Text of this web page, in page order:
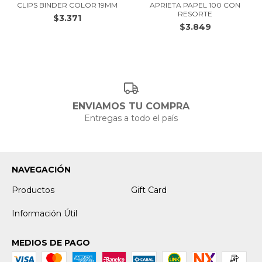
CLIPS BINDER COLOR 19MM
$3.371
APRIETA PAPEL 100 CON
RESORTE
$3.849
ENVIAMOS TU COMPRA
Entregas a todo el país
NAVEGACIÓN
Productos
Gift Card
Información Útil
MEDIOS DE PAGO